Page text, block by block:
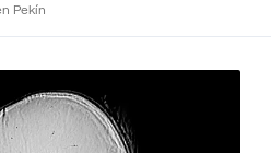
Pekín